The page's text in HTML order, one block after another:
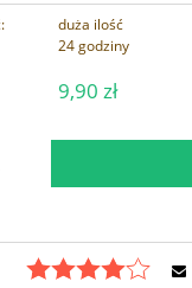
duża ilość
24 godziny
9,90 zł